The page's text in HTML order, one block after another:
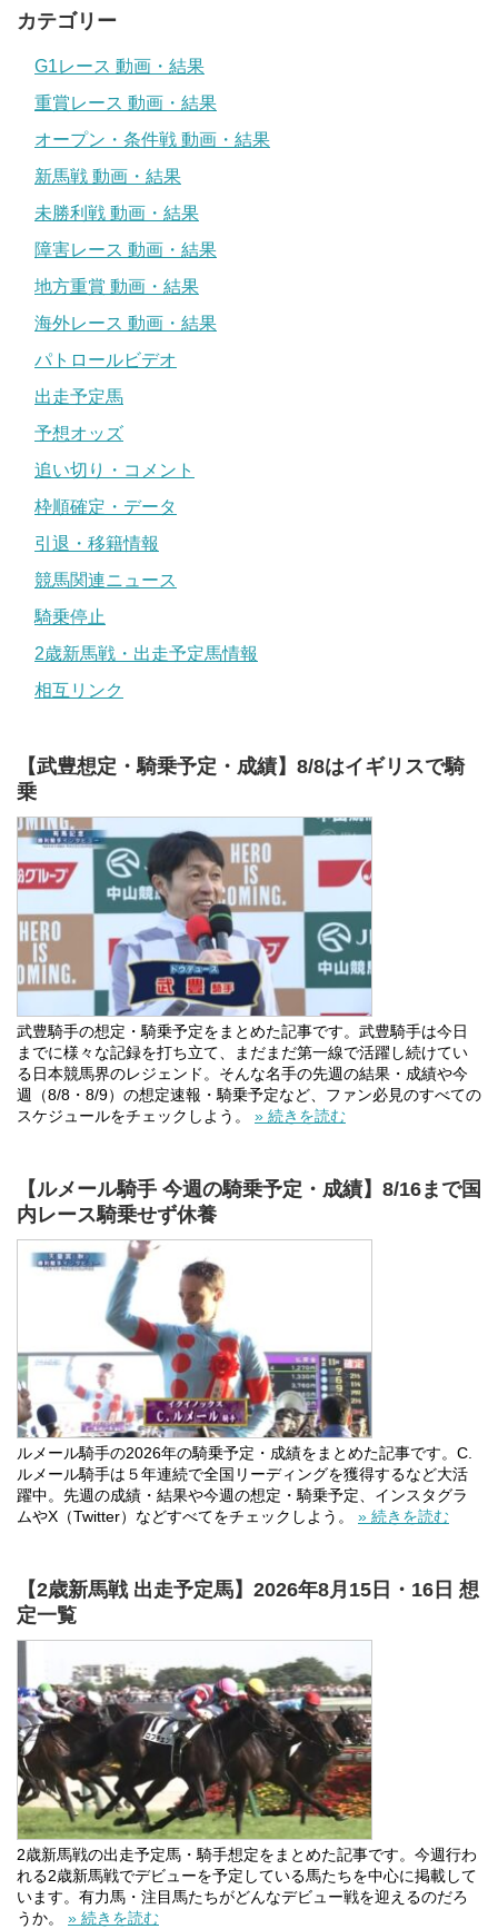
カテゴリー
G1レース 動画・結果
重賞レース 動画・結果
オープン・条件戦 動画・結果
新馬戦 動画・結果
未勝利戦 動画・結果
障害レース 動画・結果
地方重賞 動画・結果
海外レース 動画・結果
パトロールビデオ
出走予定馬
予想オッズ
追い切り・コメント
枠順確定・データ
引退・移籍情報
競馬関連ニュース
騎乗停止
2歳新馬戦・出走予定馬情報
相互リンク
【武豊想定・騎乗予定・成績】8/8はイギリスで騎
乗
武豊騎手の想定・騎乗予定をまとめた記事です。武豊騎手は今日
までに様々な記録を打ち立て、まだまだ第一線で活躍し続けてい
る日本競馬界のレジェンド。そんな名手の先週の結果・成績や今
週（8/8・8/9）の想定速報・騎乗予定など、ファン必見のすべての
スケジュールをチェックしよう。 » 続きを読む
【ルメール騎手 今週の騎乗予定・成績】8/16まで国
内レース騎乗せず休養
ルメール騎手の2026年の騎乗予定・成績をまとめた記事です。C.
ルメール騎手は５年連続で全国リーディングを獲得するなど大活
躍中。先週の成績・結果や今週の想定・騎乗予定、インスタグラ
ムやX（Twitter）などすべてをチェックしよう。 » 続きを読む
【2歳新馬戦 出走予定馬】2026年8月15日・16日 想
定一覧
2歳新馬戦の出走予定馬・騎手想定をまとめた記事です。今週行わ
れる2歳新馬戦でデビューを予定している馬たちを中心に掲載して
います。有力馬・注目馬たちがどんなデビュー戦を迎えるのだろ
うか。 » 続きを読む